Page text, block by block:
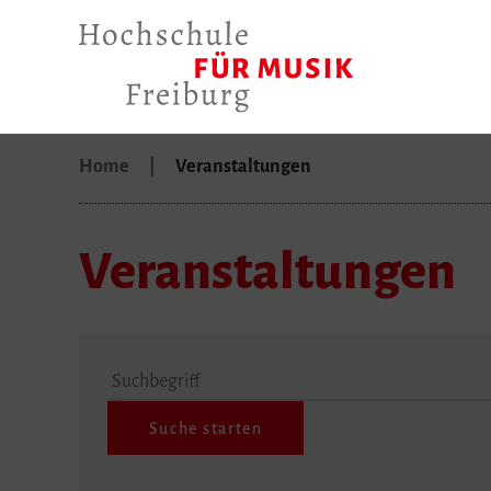
Home Veranstaltungen
Veranstaltungen
Suchbegriff